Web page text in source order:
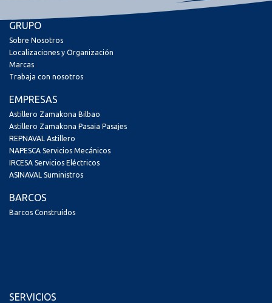
GRUPO
Sobre Nosotros
Localizaciones y Organización
Marcas
Trabaja con nosotros
EMPRESAS
Astillero Zamakona Bilbao
Astillero Zamakona Pasaia Pasajes
REPNAVAL Astillero
NAPESCA Servicios Mecánicos
IRCESA Servicios Eléctricos
ASINAVAL Suministros
BARCOS
Barcos Construídos
SERVICIOS